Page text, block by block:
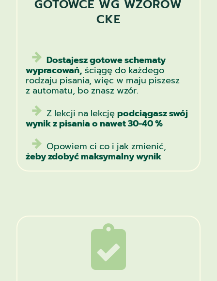
GOTOWCE WG WZORÓW
CKE
Dostajesz gotowe schematy
wypracowań, ściągę do każdego
rodzaju pisania, więc w maju piszesz
z automatu, bo znasz wzór.
Z lekcji na lekcjępodciągasz swój
wynik z pisania o nawet 30-40 %
Opowiem ci co i jak zmienić,
żeby zdobyć maksymalny wynik
